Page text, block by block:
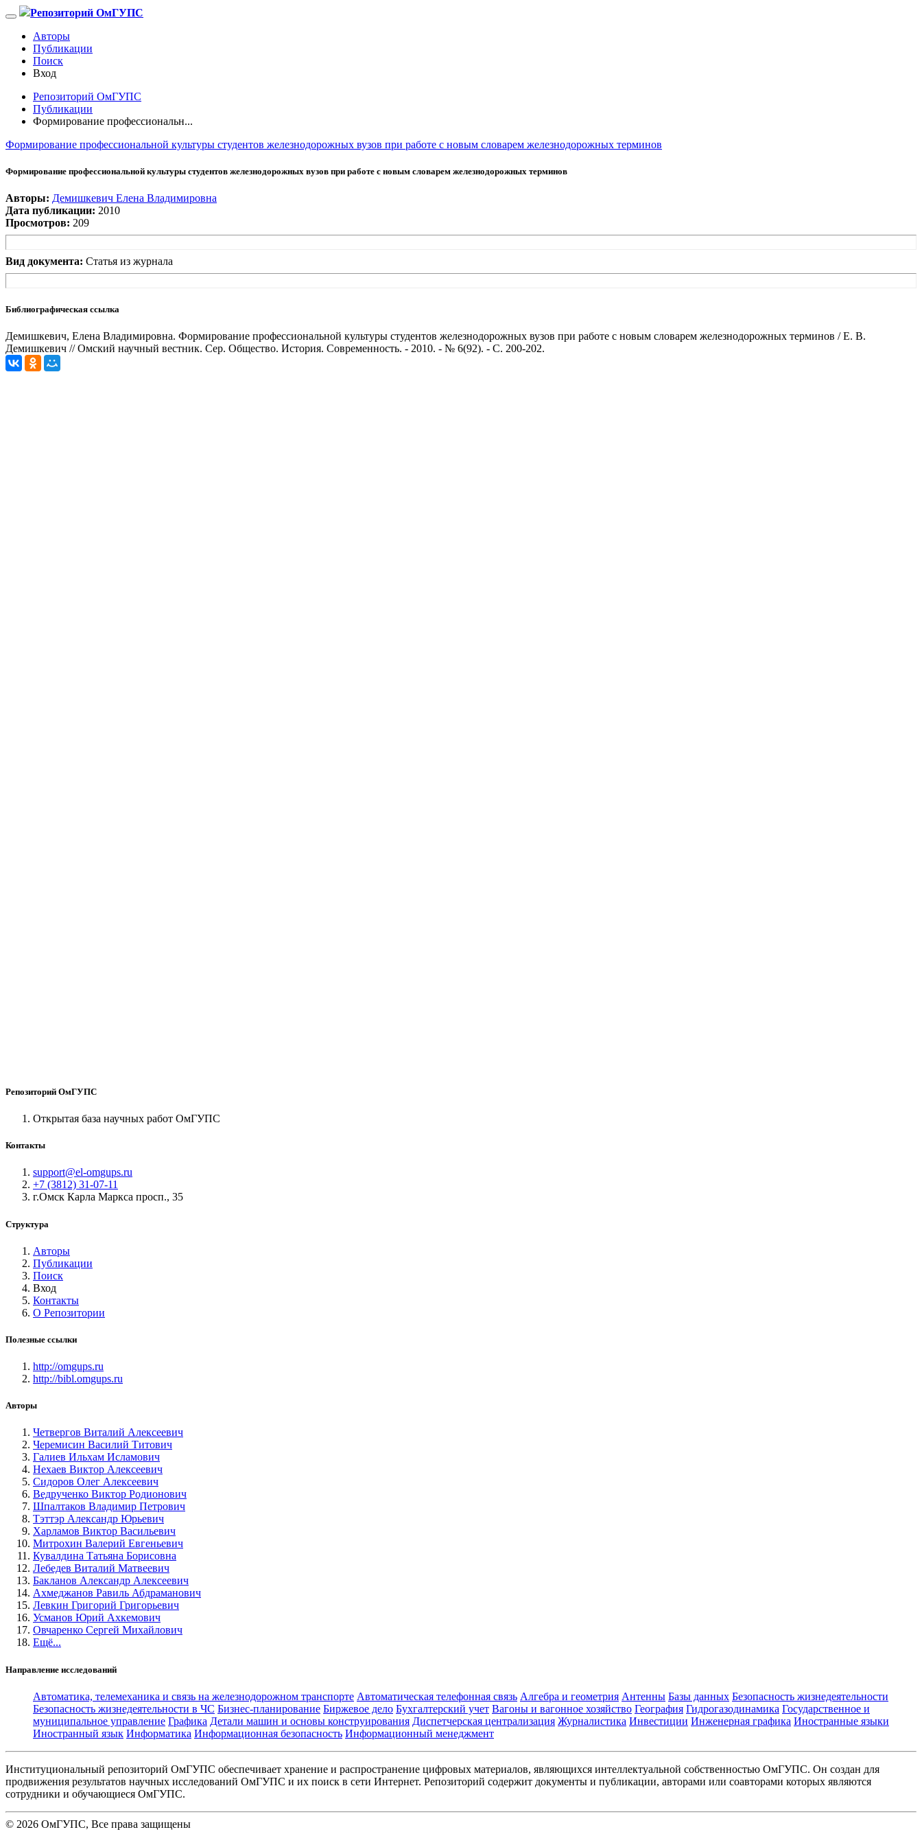
Репозиторий ОмГУПС
Авторы
Публикации
Поиск
Вход
Репозиторий ОмГУПС
Публикации
Формирование профессиональн...
Формирование профессиональной культуры студентов железнодорожных вузов при работе с новым словарем железнодорожных терминов
Формирование профессиональной культуры студентов железнодорожных вузов при работе с новым словарем железнодорожных терминов
Авторы: Демишкевич Елена Владимировна
Дата публикации: 2010
Просмотров: 209
Вид документа: Статья из журнала
Библиографическая ссылка
Демишкевич, Елена Владимировна. Формирование профессиональной культуры студентов железнодорожных вузов при работе с новым словарем железнодорожных терминов / Е. В.
Демишкевич // Омский научный вестник. Сер. Общество. История. Современность. - 2010. - № 6(92). - С. 200-202.
Репозиторий ОмГУПС
Открытая база научных работ ОмГУПС
Контакты
support@el-omgups.ru
+7 (3812) 31-07-11
г.Омск Карла Маркса просп., 35
Структура
Авторы
Публикации
Поиск
Вход
Контакты
О Репозитории
Полезные ссылки
http://omgups.ru
http://bibl.omgups.ru
Авторы
Четвергов Виталий Алексеевич
Черемисин Василий Титович
Галиев Ильхам Исламович
Нехаев Виктор Алексеевич
Сидоров Олег Алексеевич
Ведрученко Виктор Родионович
Шпалтаков Владимир Петрович
Тэттэр Александр Юрьевич
Харламов Виктор Васильевич
Митрохин Валерий Евгеньевич
Кувалдина Татьяна Борисовна
Лебедев Виталий Матвеевич
Бакланов Александр Алексеевич
Ахмеджанов Равиль Абдраманович
Левкин Григорий Григорьевич
Усманов Юрий Ахкемович
Овчаренко Сергей Михайлович
Ещё...
Направление исследований
Автоматика, телемеханика и связь на железнодорожном транспорте Автоматическая телефонная связь Алгебра и геометрия Антенны Базы данных Безопасность жизнедеятельности
Безопасность жизнедеятельности в ЧС Бизнес-планирование Биржевое дело Бухгалтерский учет Вагоны и вагонное хозяйство География Гидрогазодинамика Государственное и
муниципальное управление Графика Детали машин и основы конструирования Диспетчерская централизация Журналистика Инвестиции Инженерная графика Иностранные языки
Иностранный язык Информатика Информационная безопасность Информационный менеджмент
Институциональный репозиторий ОмГУПС обеспечивает хранение и распространение цифровых материалов, являющихся интеллектуальной собственностью ОмГУПС. Он создан для
продвижения результатов научных исследований ОмГУПС и их поиск в сети Интернет. Репозиторий содержит документы и публикации, авторами или соавторами которых являются
сотрудники и обучающиеся ОмГУПС.
© 2026 ОмГУПС, Все права защищены